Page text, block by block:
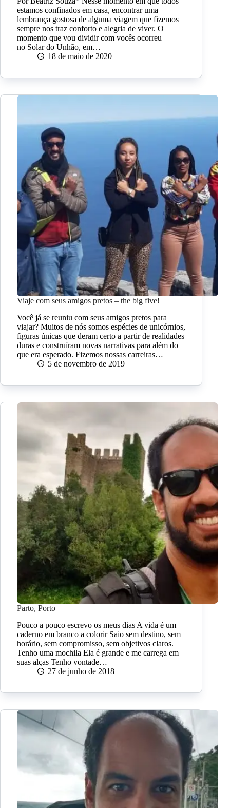
estamos confinados em casa, encontrar uma
lembrança gostosa de alguma viagem que fizemos
sempre nos traz conforto e alegria de viver. O
momento que vou dividir com vocês ocorreu
no Solar do Unhão, em…
18 de maio de 2020
Viaje com seus amigos pretos – the big five!
Você já se reuniu com seus amigos pretos para
viajar? Muitos de nós somos espécies de unicórnios,
figuras únicas que deram certo a partir de realidades
duras e construíram novas narrativas para além do
que era esperado. Fizemos nossas carreiras…
5 de novembro de 2019
Parto, Porto
Pouco a pouco escrevo os meus dias A vida é um
caderno em branco a colorir Saio sem destino, sem
horário, sem compromisso, sem objetivos claros.
Tenho uma mochila Ela é grande e me carrega em
suas alças Tenho vontade…
27 de junho de 2018